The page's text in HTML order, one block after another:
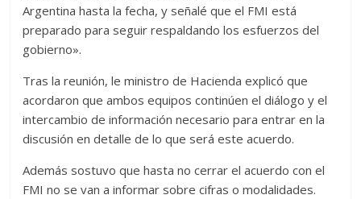
Argentina hasta la fecha, y señalé que el FMI está
preparado para seguir respaldando los esfuerzos del
gobierno».
Tras la reunión, le ministro de Hacienda explicó que
acordaron que ambos equipos continúen el diálogo y el
intercambio de información necesario para entrar en la
discusión en detalle de lo que será este acuerdo.
Además sostuvo que hasta no cerrar el acuerdo con el
FMI no se van a informar sobre cifras o modalidades.